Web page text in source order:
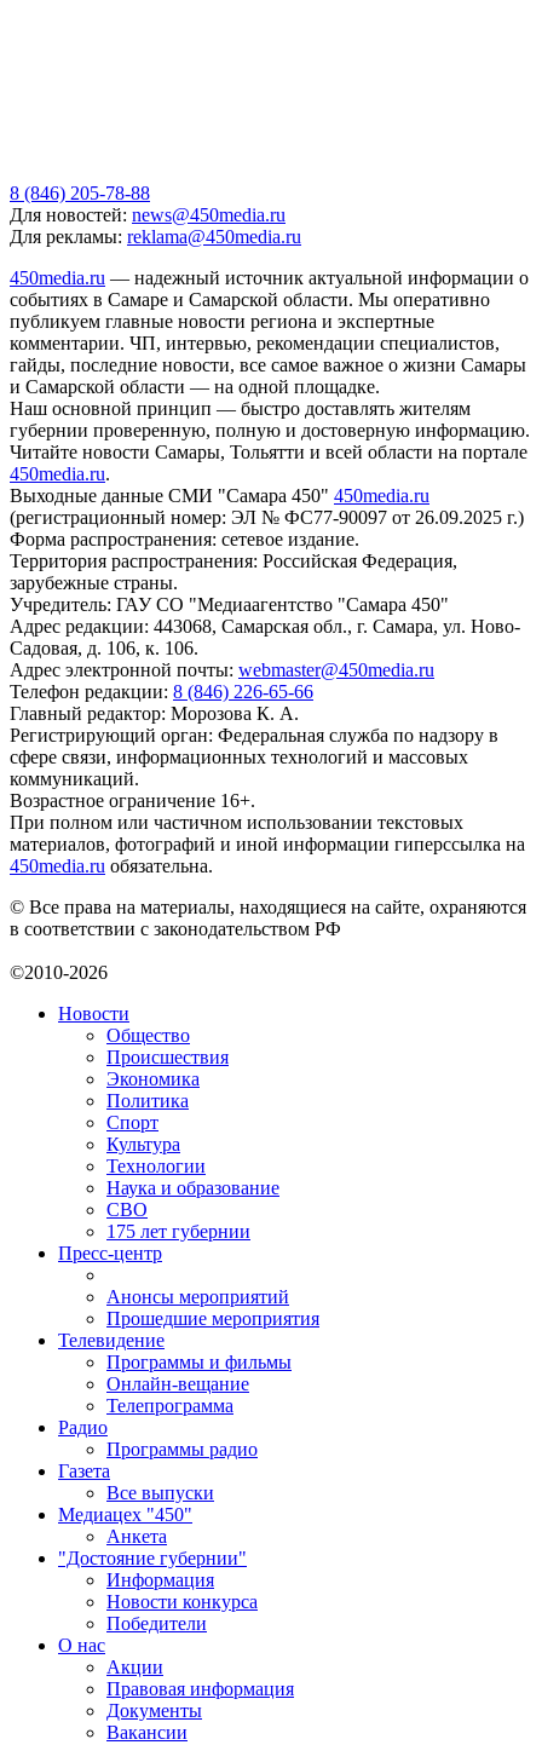
8 (846) 205-78-88
Для новостей: news@450media.ru
Для рекламы: reklama@450media.ru
450media.ru — надежный источник актуальной информации о
событиях в Самаре и Самарской области. Мы оперативно
публикуем главные новости региона и экспертные
комментарии. ЧП, интервью, рекомендации специалистов,
гайды, последние новости, все самое важное о жизни Самары
и Самарской области — на одной площадке.
Наш основной принцип — быстро доставлять жителям
губернии проверенную, полную и достоверную информацию.
Читайте новости Самары, Тольятти и всей области на портале
450media.ru.
Выходные данные СМИ "Самара 450" 450media.ru
(регистрационный номер: ЭЛ № ФС77-90097 от 26.09.2025 г.)
Форма распространения: сетевое издание.
Территория распространения: Российская Федерация,
зарубежные страны.
Учредитель: ГАУ СО "Медиаагентство "Самара 450"
Адрес редакции: 443068, Самарская обл., г. Самара, ул. Ново-
Садовая, д. 106, к. 106.
Адрес электронной почты: webmaster@450media.ru
Телефон редакции: 8 (846) 226-65-66
Главный редактор: Морозова К. А.
Регистрирующий орган: Федеральная служба по надзору в
сфере связи, информационных технологий и массовых
коммуникаций.
Возрастное ограничение 16+.
При полном или частичном использовании текстовых
материалов, фотографий и иной информации гиперссылка на
450media.ru обязательна.
© Все права на материалы, находящиеся на сайте, охраняются
в соответствии с законодательством РФ
©2010-2026
Новости
Общество
Происшествия
Экономика
Политика
Спорт
Культура
Технологии
Наука и образование
СВО
175 лет губернии
Пресс-центр
Анонсы мероприятий
Прошедшие мероприятия
Телевидение
Программы и фильмы
Онлайн-вещание
Телепрограмма
Радио
Программы радио
Газета
Все выпуски
Медиацех "450"
Анкета
"Достояние губернии"
Информация
Новости конкурса
Победители
О нас
Акции
Правовая информация
Документы
Вакансии